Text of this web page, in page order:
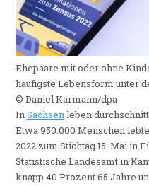
Ehepaare mit oder ohne
häufigste Lebensform unter
© Daniel Karmann/​dpa
InSachsenleben
Etwa 950.000 Menschen
2022 zum Stichtag 15. Mai in
Statistische Landesamt in
knapp 40 Prozent 65 Jahre